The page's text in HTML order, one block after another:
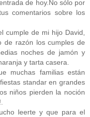
de hoy.No sólo por
comentarios sobre los
cumple de mi hijo David,
de razón los cumples de
noches de jamón y
y tarta casera.
muchas familias están
standar en grandes
niños pierden la noción
leerte y que para el